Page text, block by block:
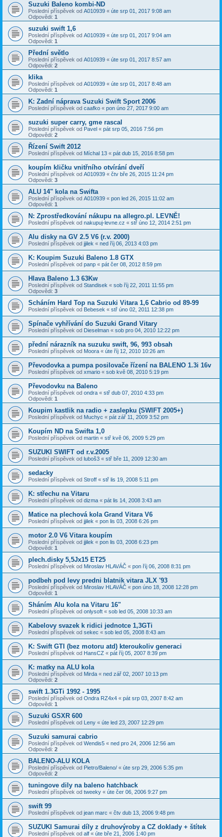
Suzuki Baleno kombi-ND
Poslední příspěvek od A010939 « úte srp 01, 2017 9:08 am
Odpovědi: 1
suzuki swift 1,6
Poslední příspěvek od A010939 « úte srp 01, 2017 9:04 am
Odpovědi: 1
Přední světlo
Poslední příspěvek od A010939 « úte srp 01, 2017 8:57 am
Odpovědi: 2
klika
Poslední příspěvek od A010939 « úte srp 01, 2017 8:48 am
Odpovědi: 1
K: Zadní náprava Suzuki Swift Sport 2006
Poslední příspěvek od caafko « pon úno 27, 2017 9:00 am
suzuki super carry, gme rascal
Poslední příspěvek od Pavel « pát srp 05, 2016 7:56 pm
Odpovědi: 2
Řízení Swift 2012
Poslední příspěvek od Míchal 13 « pát dub 15, 2016 8:58 pm
koupím kličku vnitřního otvírání dveří
Poslední příspěvek od A010939 « čtv bře 26, 2015 11:24 pm
Odpovědi: 3
ALU 14" kola na Swifta
Poslední příspěvek od A010939 « pon led 26, 2015 11:02 am
Odpovědi: 1
N: Zprostředkování nákupu na allegro.pl. LEVNĚ!
Poslední příspěvek od nakupuj-levne.cz « stř úno 12, 2014 2:51 pm
Alu disky na GV 2.5 V6 (r.v. 2000)
Poslední příspěvek od jjilek « ned říj 06, 2013 4:03 pm
K: Koupim Suzuki Baleno 1.8 GTX
Poslední příspěvek od panp « pát čer 08, 2012 8:59 pm
Hlava Baleno 1.3 63Kw
Poslední příspěvek od Standisek « sob říj 22, 2011 11:55 pm
Odpovědi: 3
Scháním Hard Top na Suzuki Vitara 1,6 Cabrio od 89-99
Poslední příspěvek od Bebesek « stř úno 02, 2011 12:38 pm
Spínače vyhřívání do Suzuki Grand Vitary
Poslední příspěvek od Dieselman « sob pro 04, 2010 12:22 pm
přední nárazník na suzuku swift, 96, 993 obsah
Poslední příspěvek od Moora « úte říj 12, 2010 10:26 am
Převodovka a pumpa posilovače řízení na BALENO 1.3i 16v
Poslední příspěvek od xmario « sob kvě 08, 2010 5:19 pm
Převodovku na Baleno
Poslední příspěvek od ondra « stř dub 07, 2010 4:33 pm
Odpovědi: 1
Koupim kastlik na radio + zaslepku (SWIFT 2005+)
Poslední příspěvek od Muchyc « pát zář 11, 2009 3:52 pm
Koupím ND na Swifta 1,0
Poslední příspěvek od martin « stř kvě 06, 2009 5:29 pm
SUZUKI SWIFT od r.v.2005
Poslední příspěvek od luboš3 « stř bře 11, 2009 12:30 am
sedacky
Poslední příspěvek od Stroff « stř lis 19, 2008 5:11 pm
K: střechu na Vitaru
Poslední příspěvek od dizma « pát lis 14, 2008 3:43 am
Matice na plechová kola Grand Vitara V6
Poslední příspěvek od jjilek « pon lis 03, 2008 6:26 pm
motor 2.0 V6 Vitara koupím
Poslední příspěvek od jjilek « pon lis 03, 2008 6:23 pm
Odpovědi: 1
plech.disky 5,5Jx15 ET25
Poslední příspěvek od Miroslav HLAVÁČ « pon říj 06, 2008 8:31 pm
podbeh pod levy predni blatnik vitara JLX '93
Poslední příspěvek od Miroslav HLAVÁČ « pon úno 18, 2008 12:28 pm
Odpovědi: 1
Sháním Alu kola na Vitaru 16"
Poslední příspěvek od onlysoft « sob led 05, 2008 10:33 am
Kabelovy svazek k ridici jednotce 1,3GTi
Poslední příspěvek od sekec « sob led 05, 2008 8:43 am
K: Swift GTI (bez motoru atd) kteroukoliv generaci
Poslední příspěvek od HansCZ « pát říj 05, 2007 8:39 pm
K: matky na ALU kola
Poslední příspěvek od Mirda « ned zář 02, 2007 10:13 pm
Odpovědi: 2
swift 1.3GTi 1992 - 1995
Poslední příspěvek od Ondra RZ4x4 « pát srp 03, 2007 8:42 am
Odpovědi: 1
Suzuki GSXR 600
Poslední příspěvek od Leny « úte led 23, 2007 12:29 pm
Suzuki samurai cabrio
Poslední příspěvek od Wendis5 « ned pro 24, 2006 12:56 am
Odpovědi: 2
BALENO-ALU KOLA
Poslední příspěvek od Pietro/Baleno/ « úte srp 29, 2006 5:35 pm
Odpovědi: 2
tuningove dily na baleno hatchback
Poslední příspěvek od tweeky « úte čer 06, 2006 9:27 pm
swift 99
Poslední příspěvek od jean marc « čtv dub 13, 2006 9:48 pm
SUZUKI Samurai díly z druhovýroby a CZ doklady + štítek
Poslední příspěvek od alf « úte bře 21, 2006 1:40 pm